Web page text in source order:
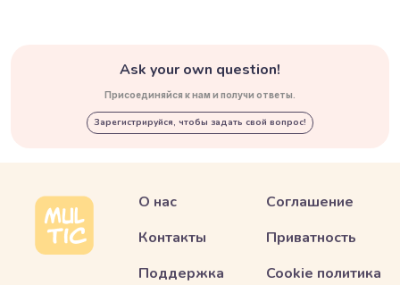
Ask your own question!
Присоединяйся к нам и получи ответы.
Зарегистрируйся, чтобы задать свой вопрос!
О нас
Контакты
Поддержка
Соглашение
Приватность
Cookie политика